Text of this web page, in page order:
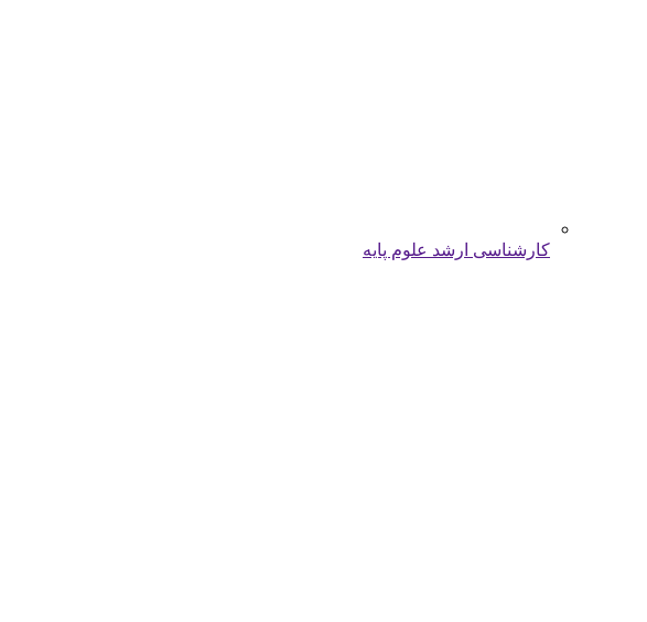
کارشناسی ارشد علوم پایه